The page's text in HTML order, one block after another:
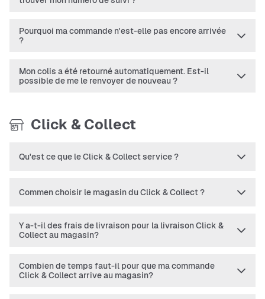
Pourquoi ma commande n'est-elle pas encore arrivée
?
Mon colis a été retourné automatiquement. Est-il
possible de me le renvoyer de nouveau ?
Click & Collect
Qu'est ce que le Click & Collect service ?
Commen choisir le magasin du Click & Collect ?
Y a-t-il des frais de livraison pour la livraison Click &
Collect au magasin?
Combien de temps faut-il pour que ma commande
Click & Collect arrive au magasin?